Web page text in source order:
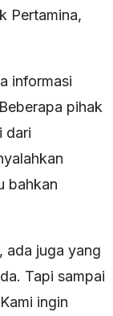
Pertamina,
informasi
pihak
dari
bahkan
ada juga yang
Tapi sampai
ingin